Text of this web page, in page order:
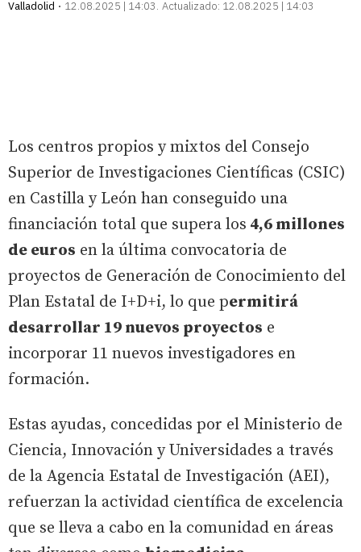
Valladolid
12.08.2025 | 14:03 Actualizado: 12.08.2025 | 14:03
Los centros propios y mixtos del Consejo
Superior de Investigaciones Científicas (CSIC)
en Castilla y León han conseguido una
financiación total que supera los 4,6 millones
de euros en la última convocatoria de
proyectos de Generación de Conocimiento del
Plan Estatal de I+D+i, lo que permitirá
desarrollar 19 nuevos proyectos e
incorporar 11 nuevos investigadores en
formación.
Estas ayudas, concedidas por el Ministerio de
Ciencia, Innovación y Universidades a través
de la Agencia Estatal de Investigación (AEI),
refuerzan la actividad científica de excelencia
que se lleva a cabo en la comunidad en áreas